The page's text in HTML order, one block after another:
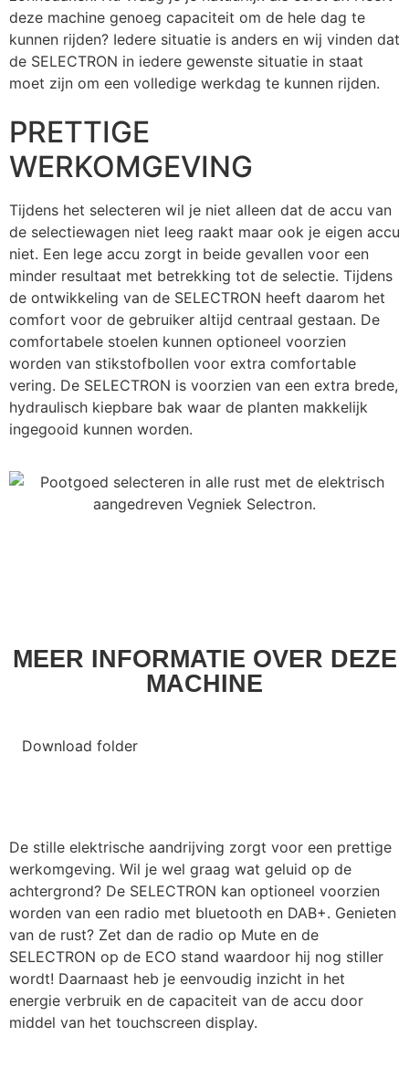
deze machine genoeg capaciteit om de hele dag te
kunnen rijden? Iedere situatie is anders en wij vinden dat
de SELECTRON in iedere gewenste situatie in staat
moet zijn om een volledige werkdag te kunnen rijden.
PRETTIGE
WERKOMGEVING
Tijdens het selecteren wil je niet alleen dat de accu van
de selectiewagen niet leeg raakt maar ook je eigen accu
niet. Een lege accu zorgt in beide gevallen voor een
minder resultaat met betrekking tot de selectie. Tijdens
de ontwikkeling van de SELECTRON heeft daarom het
comfort voor de gebruiker altijd centraal gestaan. De
comfortabele stoelen kunnen optioneel voorzien
worden van stikstofbollen voor extra comfortable
vering. De SELECTRON is voorzien van een extra brede,
hydraulisch kiepbare bak waar de planten makkelijk
ingegooid kunnen worden.
MEER INFORMATIE OVER DEZE
MACHINE
Download folder
De stille elektrische aandrijving zorgt voor een prettige
werkomgeving. Wil je wel graag wat geluid op de
achtergrond? De SELECTRON kan optioneel voorzien
worden van een radio met bluetooth en DAB+. Genieten
van de rust? Zet dan de radio op Mute en de
SELECTRON op de ECO stand waardoor hij nog stiller
wordt! Daarnaast heb je eenvoudig inzicht in het
energie verbruik en de capaciteit van de accu door
middel van het touchscreen display.